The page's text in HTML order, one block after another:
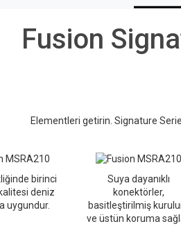
Fusion
Elementleri getirin. Signature
birinci
deniz
uygundur.
Suya dayanıklı
konektörler,
basitleştirilmiş
ve üstün koruma